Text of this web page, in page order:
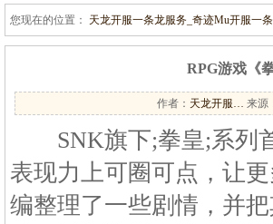
您现在的位置： 天龙开服一条龙服务_奇迹Mu开服一
RPG游戏《
作者： 天龙开服… 来源
SNK旗下;拳皇;系列首
表现力上可圈可点，让
编整理了一些剧情，并